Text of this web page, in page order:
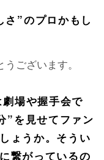
”のプロかもし
ございます。
場や握手会で
”を見せてファン
ょうか。そうい
繋がっているの